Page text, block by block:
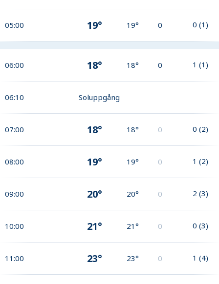
05:00 19° 19° 0 0 (1)
06:00 18° 18° 0 1 (1)
06:10 Soluppgång
07:00 18° 18° 0 0 (2)
08:00 19° 19° 0 1 (2)
09:00 20° 20° 0 2 (3)
10:00 21° 21° 0 0 (3)
11:00 23° 23° 0 1 (4)